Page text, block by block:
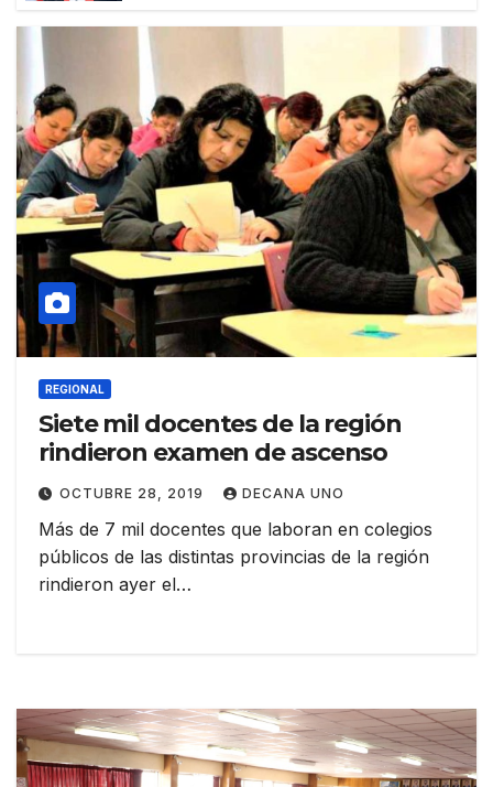
REGIONAL
Siete mil docentes de la región
rindieron examen de ascenso
OCTUBRE 28, 2019 DECANA UNO
Más de 7 mil docentes que laboran en colegios
públicos de las distintas provincias de la región
rindieron ayer el…